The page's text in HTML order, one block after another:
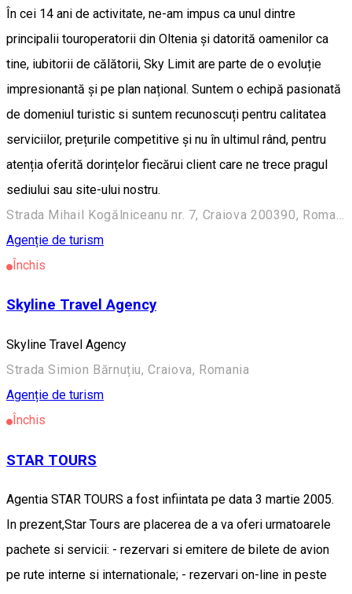
În cei 14 ani de activitate, ne-am impus ca unul dintre
principalii touroperatorii din Oltenia și datorită oamenilor ca
tine, iubitorii de călătorii, Sky Limit are parte de o evoluție
impresionantă și pe plan național. Suntem o echipă pasionată
de domeniul turistic si suntem recunoscuți pentru calitatea
serviciilor, prețurile competitive și nu în ultimul rând, pentru
atenția oferită dorințelor fiecărui client care ne trece pragul
sediului sau site-ului nostru.
Agenție de turism
Închis
Skyline Travel Agency
Skyline Travel Agency
Strada Simion Bărnuțiu, Craiova, Romania
Agenție de turism
Închis
STAR TOURS
Agentia STAR TOURS a fost infiintata pe data 3 martie 2005.
In prezent,Star Tours are placerea de a va oferi urmatoarele
pachete si servicii: - rezervari si emitere de bilete de avion
pe rute interne si internationale; - rezervari on-line in peste